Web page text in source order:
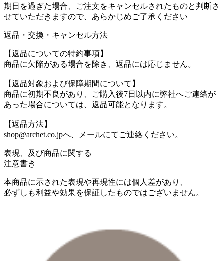
期日を過ぎた場合、ご注文をキャンセルされたものと判断さ
せていただきますので、あらかじめご了承ください
返品・交換・キャンセル方法
【返品についての特約事項】
商品に欠陥がある場合を除き、返品には応じません。
【返品対象および保障期間について】
商品に初期不良があり、ご購入後7日以内に弊社へご連絡が
あった場合については、返品可能となります。
【返品方法】
shop@archet.co.jpへ、メールにてご連絡ください。
表現、及び商品に関する
注意書き
本商品に示された表現や再現性には個人差があり、
必ずしも利益や効果を保証したものではございません。